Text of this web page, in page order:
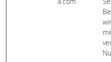
a.com